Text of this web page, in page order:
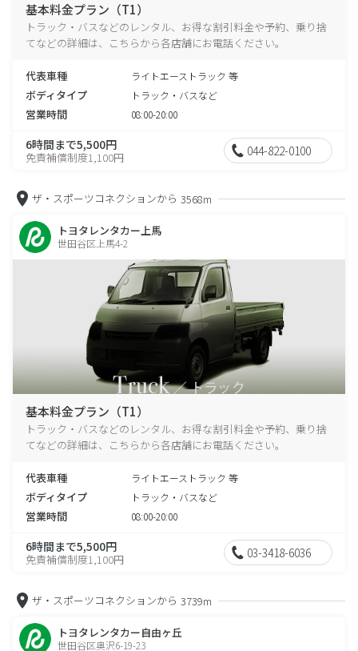
基本料金プラン（T1）
トラック・バスなどのレンタル、お得な割引料金や予約、乗り捨
てなどの詳細は、こちらから各店舗にお電話ください。
代表車種 ライトエーストラック 等
ボディタイプ トラック・バスなど
営業時間 08:00-20:00
6時間まで5,500円
免責補償制度1,100円 044-822-0100
ザ・スポーツコネクションから 3568m
トヨタレンタカー上馬
世田谷区上馬4-2
基本料金プラン（T1）
トラック・バスなどのレンタル、お得な割引料金や予約、乗り捨
てなどの詳細は、こちらから各店舗にお電話ください。
代表車種 ライトエーストラック 等
ボディタイプ トラック・バスなど
営業時間 08:00-20:00
6時間まで5,500円
免責補償制度1,100円 03-3418-6036
ザ・スポーツコネクションから 3739m
トヨタレンタカー自由ヶ丘
世田谷区奥沢6-19-23